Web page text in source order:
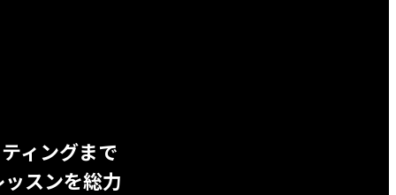
ィングまで
スンを総力